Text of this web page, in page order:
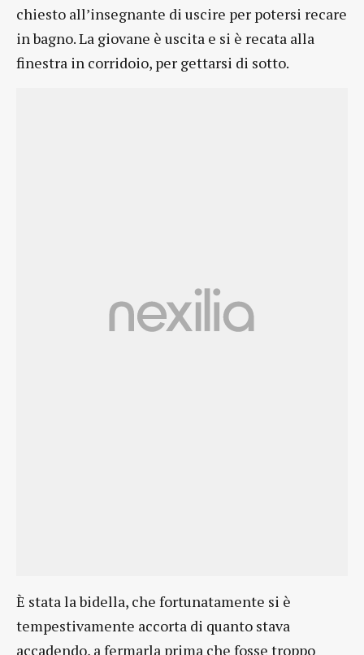
chiesto all’insegnante di uscire per potersi recare
in bagno. La giovane è uscita e si è recata alla
finestra in corridoio, per gettarsi di sotto.
È stata la bidella, che fortunatamente si è
tempestivamente accorta di quanto stava
accadendo, a fermarla prima che fosse troppo